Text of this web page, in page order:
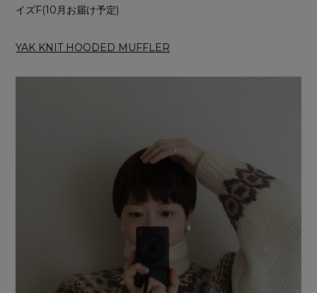
イズF(10月お届け予定)
YAK KNIT HOODED MUFFLER